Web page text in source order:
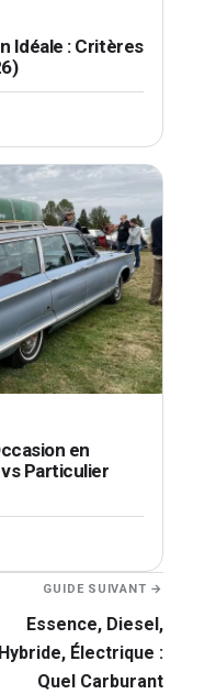
Idéale : Critères
en
Particulier
GUIDE SUIVANT →
Essence, Diesel,
Hybride, Électrique :
Quel Carburant